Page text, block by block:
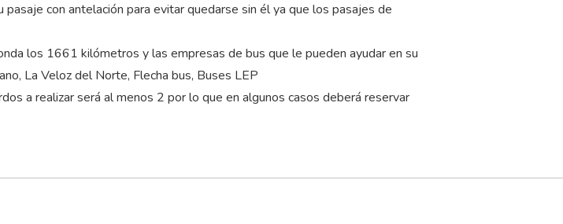
con antelación para evitar quedarse sin él ya que los pasajes de
los 1661 kilómetros y las empresas de bus que le pueden ayudar en su
La Veloz del Norte, Flecha bus, Buses LEP
a realizar será al menos 2 por lo que en algunos casos deberá reservar